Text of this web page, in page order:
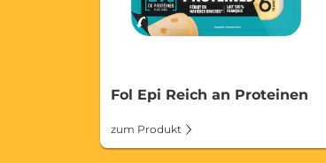
Fol Epi Reich an Proteinen
zum Produkt